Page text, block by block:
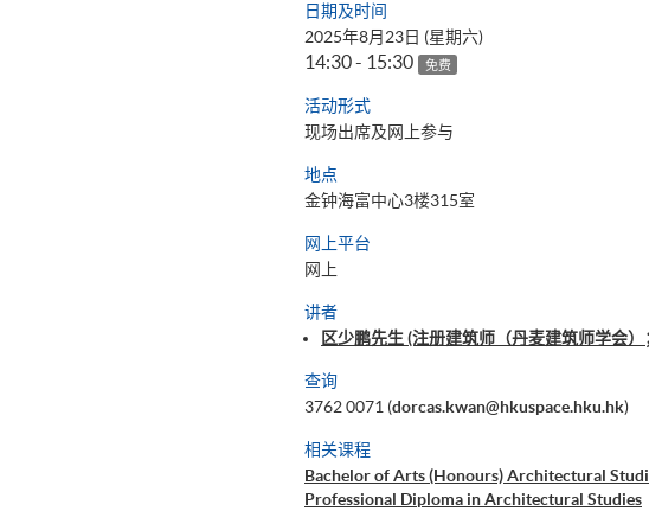
日期及时间
2025年8月23日 (星期六)
14:30 - 15:30 免费
活动形式
现场出席及网上参与
地点
金钟海富中心3楼315室
网上平台
网上
讲者
区少鹏先生 (注册建筑师（丹麦建筑师学会
查询
3762 0071 (dorcas.kwan@hkuspace.hku.hk)
相关课程
Bachelor of Arts (Honours) Architectural
Professional Diploma in Architectural Studies